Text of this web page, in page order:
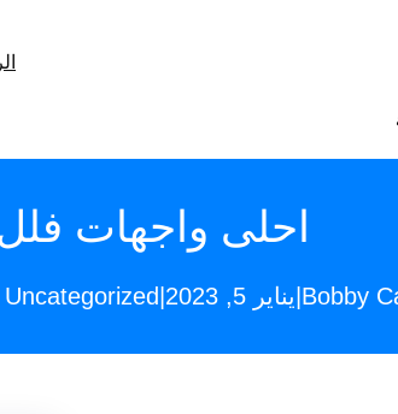
احلى واجهات
Bobby يناير 5, 2023 Uncategorized